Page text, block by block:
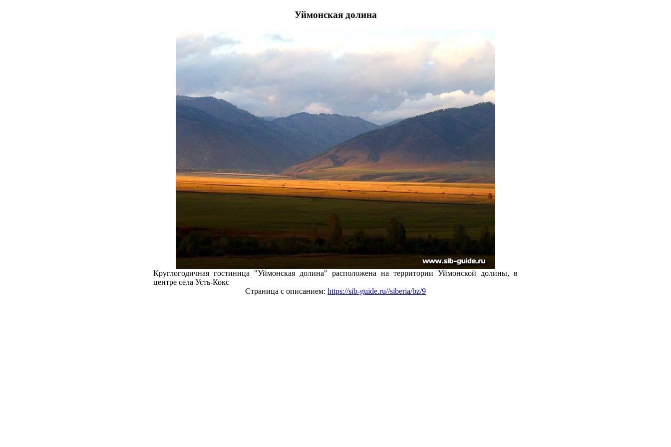
Уймонская долина
Круглогодичная гостиница "Уймонская долина" расположена на территории Уймонской долины, в
центре села Усть-Кокс
Страница с описанием: https://sib-guide.ru//siberia/bz/9